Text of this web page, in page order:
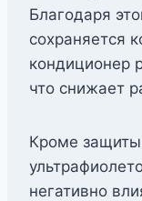
Благодаря
сохраняется
кондиционер
что снижает
Кроме
негативно